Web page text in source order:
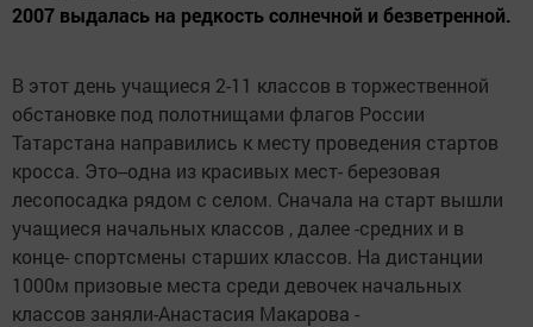
2007 выдалась на редкость солнечной и безветренной.
В этот день учащиеся 2-11 классов в торжественной
обстановке под полотнищами флагов России
Татарстана направились к месту проведения стартов
кросса. Это--одна из красивых мест- березовая
лесопосадка рядом с селом. Сначала на старт вышли
учащиеся начальных классов , далее -средних и в
конце- спортсмены старших классов. На дистанции
1000м призовые места среди девочек начальных
классов заняли-Анастасия Макарова -